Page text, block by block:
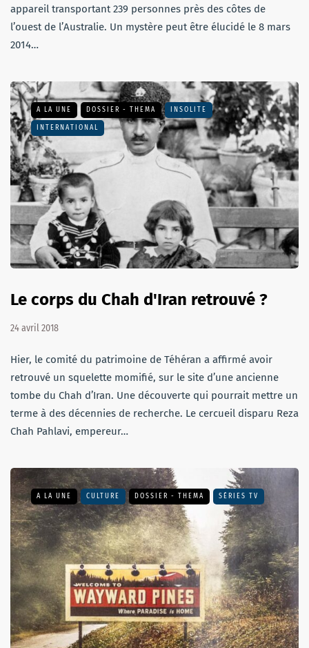
appareil transportant 239 personnes près des côtes de
l’ouest de l’Australie. Un mystère peut être élucidé le 8 mars
2014…
A LA UNE DOSSIER - THEMA INSOLITE
INTERNATIONAL
Le corps du Chah d'Iran retrouvé ?
24 avril 2018
Hier, le comité du patrimoine de Téhéran a affirmé avoir
retrouvé un squelette momifié, sur le site d’une ancienne
tombe du Chah d’Iran. Une découverte qui pourrait mettre un
terme à des décennies de recherche. Le cercueil disparu Reza
Chah Pahlavi, empereur…
A LA UNE CULTURE DOSSIER - THEMA SÉRIES TV